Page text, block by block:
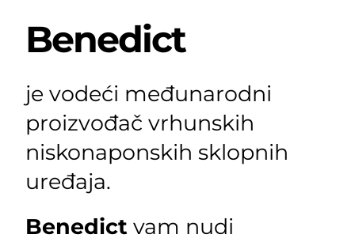
Benedict
je vodeći međunarodni
proizvođač vrhunskih
niskonaponskih sklopnih
uređaja.
Benedictvam nudi